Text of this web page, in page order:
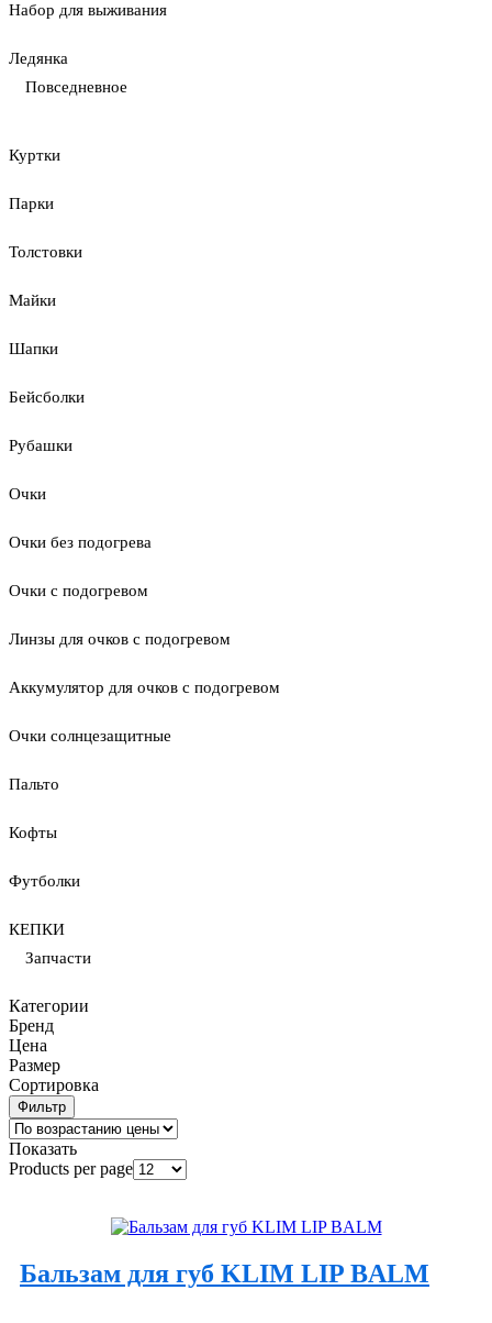
Набор для выживания
Ледянка
Повседневное
Куртки
Парки
Толстовки
Майки
Шапки
Бейсболки
Рубашки
Очки
Очки без подогрева
Очки с подогревом
Линзы для очков с подогревом
Аккумулятор для очков с подогревом
Очки солнцезащитные
Пальто
Кофты
Футболки
КЕПКИ
Запчасти
Категории
Бренд
Цена
Размер
Сортировка
Фильтр
Показать
Products per page
Бальзам для губ KLIM LIP BALM